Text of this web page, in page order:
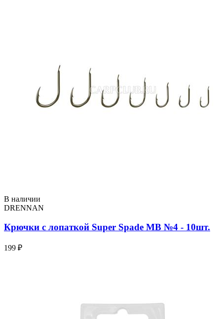
В наличии
DRENNAN
Крючки с лопаткой Super Spade МВ №4 - 10шт.
199 ₽